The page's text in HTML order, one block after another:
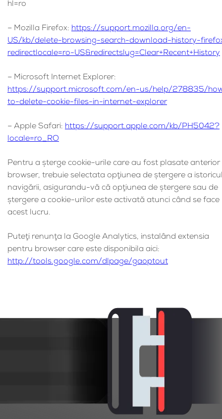
hl=ro
– Mozilla Firefox: https://support.mozilla.org/en-
US/kb/delete-browsing-search-download-history-
redirectlocale=ro-US&redirectslug=Clear+Recent+History
– Microsoft Internet Explorer:
https://support.microsoft.com/en-us/help/278835/
to-delete-cookie-files-in-internet-explorer
– Apple Safari: https://support.apple.com/kb/PH5042?
locale=ro_RO
Pentru a şterge cookie-urile care au fost plasate anterior
browser, trebuie selectata opţiunea de ştergere a
navigării, asigurandu-vă că opţiunea de ştergere sau de
ştergere a cookie-urilor este activată atunci când se face
acest lucru.
Puteţi renunţa la Google Analytics, instalând extensia
pentru browser care este disponibila aici:
http://tools.google.com/dlpage/gaoptout